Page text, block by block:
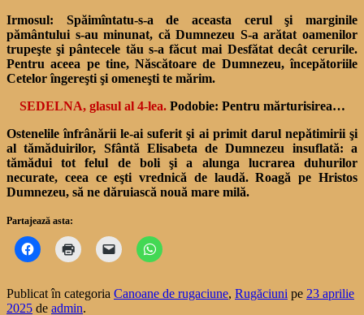
Irmosul: Spăimîntatu-s-a de aceasta cerul şi marginile
pământului s-au minunat, că Dumnezeu S-a arătat oamenilor
trupeşte şi pântecele tău s-a făcut mai Desfătat decât cerurile.
Pentru aceea pe tine, Născătoare de Dumnezeu, începătoriile
Cetelor îngereşti şi omeneşti te mărim.
SEDELNA, glasul al 4-lea.Podobie: Pentru mărturisirea…
Ostenelile înfrânării le-ai suferit şi ai primit darul nepătimirii şi
al tămăduirilor, Sfântă Elisabeta de Dumnezeu insuflată: a
tămădui tot felul de boli şi a alunga lucrarea duhurilor
necurate, ceea ce eşti vrednică de laudă. Roagă pe Hristos
Dumnezeu, să ne dăruiască nouă mare milă.
Partajează asta:
Publicat în categoria Canoane de rugaciune, Rugăciuni pe 23 aprilie
2025 de admin.